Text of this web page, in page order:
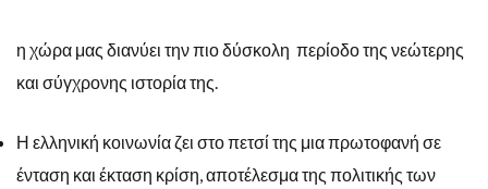
η χώρα μας διανύει την πιο δύσκολη περίοδο της νεώτερης
και σύγχρονης ιστορία της.
Η ελληνική κοινωνία ζει στο πετσί της μια πρωτοφανή σε
ένταση και έκταση κρίση, αποτέλεσμα της πολιτικής των